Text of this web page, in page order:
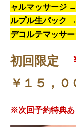
ャルマッサージ
ルプル生パック
デコルテマッサ
初回限定
￥１５，０
※次回予約特典あ